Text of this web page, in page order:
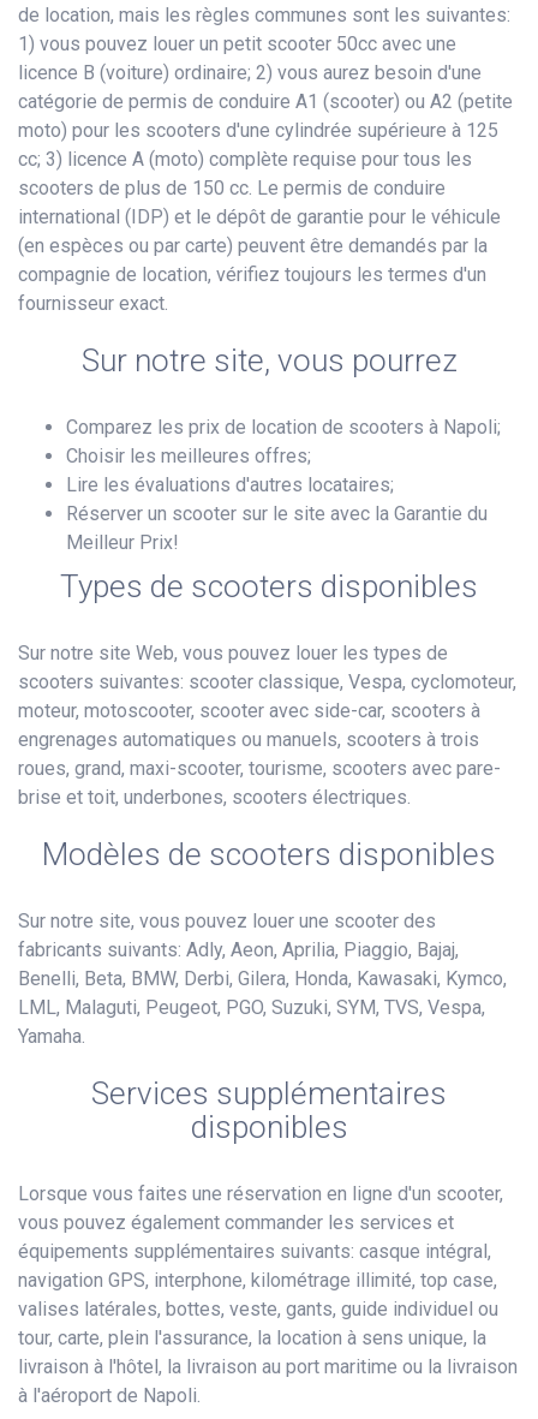
de location, mais les règles communes sont les suivantes:
1) vous pouvez louer un petit scooter 50cc avec une
licence B (voiture) ordinaire; 2) vous aurez besoin d'une
catégorie de permis de conduire A1 (scooter) ou A2 (petite
moto) pour les scooters d'une cylindrée supérieure à 125
cc; 3) licence A (moto) complète requise pour tous les
scooters de plus de 150 cc. Le permis de conduire
international (IDP) et le dépôt de garantie pour le véhicule
(en espèces ou par carte) peuvent être demandés par la
compagnie de location, vérifiez toujours les termes d'un
fournisseur exact.
Sur notre site, vous pourrez
Comparez les prix de location de scooters à Napoli;
Choisir les meilleures offres;
Lire les évaluations d'autres locataires;
Réserver un scooter sur le site avec la Garantie du
Meilleur Prix!
Types de scooters disponibles
Sur notre site Web, vous pouvez louer les types de
scooters suivantes: scooter classique, Vespa, cyclomoteur,
moteur, motoscooter, scooter avec side-car, scooters à
engrenages automatiques ou manuels, scooters à trois
roues, grand, maxi-scooter, tourisme, scooters avec pare-
brise et toit, underbones, scooters électriques.
Modèles de scooters disponibles
Sur notre site, vous pouvez louer une scooter des
fabricants suivants: Adly, Aeon, Aprilia, Piaggio, Bajaj,
Benelli, Beta, BMW, Derbi, Gilera, Honda, Kawasaki, Kymco,
LML, Malaguti, Peugeot, PGO, Suzuki, SYM, TVS, Vespa,
Yamaha.
Services supplémentaires
disponibles
Lorsque vous faites une réservation en ligne d'un scooter,
vous pouvez également commander les services et
équipements supplémentaires suivants: casque intégral,
navigation GPS, interphone, kilométrage illimité, top case,
valises latérales, bottes, veste, gants, guide individuel ou
tour, carte, plein l'assurance, la location à sens unique, la
livraison à l'hôtel, la livraison au port maritime ou la livraison
à l'aéroport de Napoli.